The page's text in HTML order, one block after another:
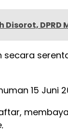
Disorot,
15 Juni